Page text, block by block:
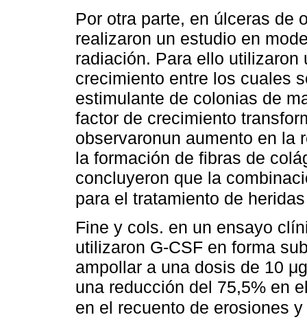
Por otra parte, en úlceras de
realizaron un estudio en
radiación. Para ello
crecimiento entre los cuales
estimulante de colonias de
factor de crecimiento
observaronun aumento en la
la formación de fibras de
concluyeron que la
para el tratamiento de
Fine y cols. en un ensayo
utilizaron G-CSF en forma
ampollar a una dosis de 10
una reducción del 75,5% en
en el recuento de erosiones